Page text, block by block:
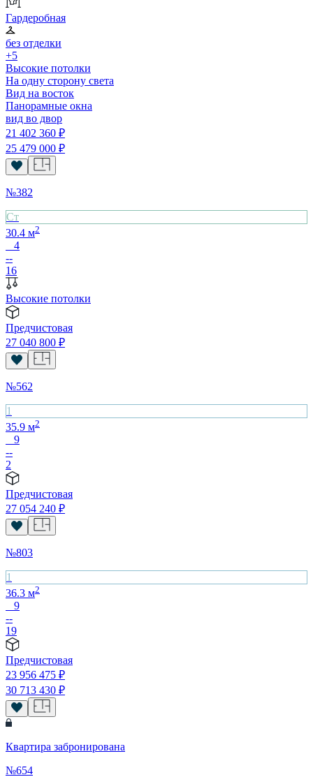
Гардеробная
без отделки
+5
Высокие потолки
На одну сторону света
Вид на восток
Панорамные окна
вид во двор
21 402 360 ₽
25 479 000 ₽
№382
Cт
30.4 м2
4
--
16
Высокие потолки
Предчистовая
27 040 800 ₽
№562
1
35.9 м2
9
--
2
Предчистовая
27 054 240 ₽
№803
1
36.3 м2
9
--
19
Предчистовая
23 956 475 ₽
30 713 430 ₽
Квартира забронирована
№654